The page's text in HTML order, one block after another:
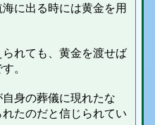
に出る時には黄金を用
れても、黄金を渡せば
。
身の葬儀に現れたな
たのだと信じられてい